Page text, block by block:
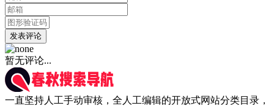
发表评论
暂无评论...
一直坚持人工手动审核，全人工编辑的开放式网站分类目录，